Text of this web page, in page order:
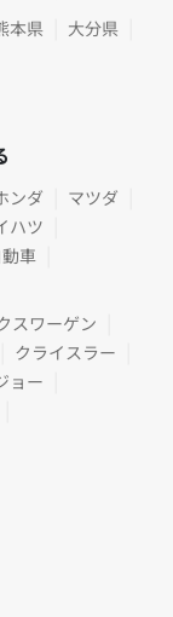
本県
大分県
ンダ
マツダ
ハツ
車
スワーゲン
クライスラー
ョー